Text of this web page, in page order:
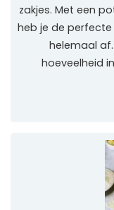
zakjes. Met een
heb je de
helemaal
hoeveelheid